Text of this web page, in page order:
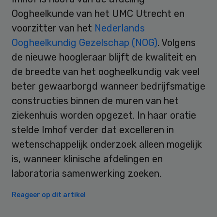
Oogheelkunde van het UMC Utrecht en
voorzitter van het Nederlands
Oogheelkundig Gezelschap (NOG). Volgens
de nieuwe hoogleraar blijft de kwaliteit en
de breedte van het oogheelkundig vak veel
beter gewaarborgd wanneer bedrijfsmatige
constructies binnen de muren van het
ziekenhuis worden opgezet. In haar oratie
stelde Imhof verder dat excelleren in
wetenschappelijk onderzoek alleen mogelijk
is, wanneer klinische afdelingen en
laboratoria samenwerking zoeken.
Reageer op dit artikel